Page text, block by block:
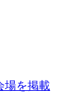
場を掲載